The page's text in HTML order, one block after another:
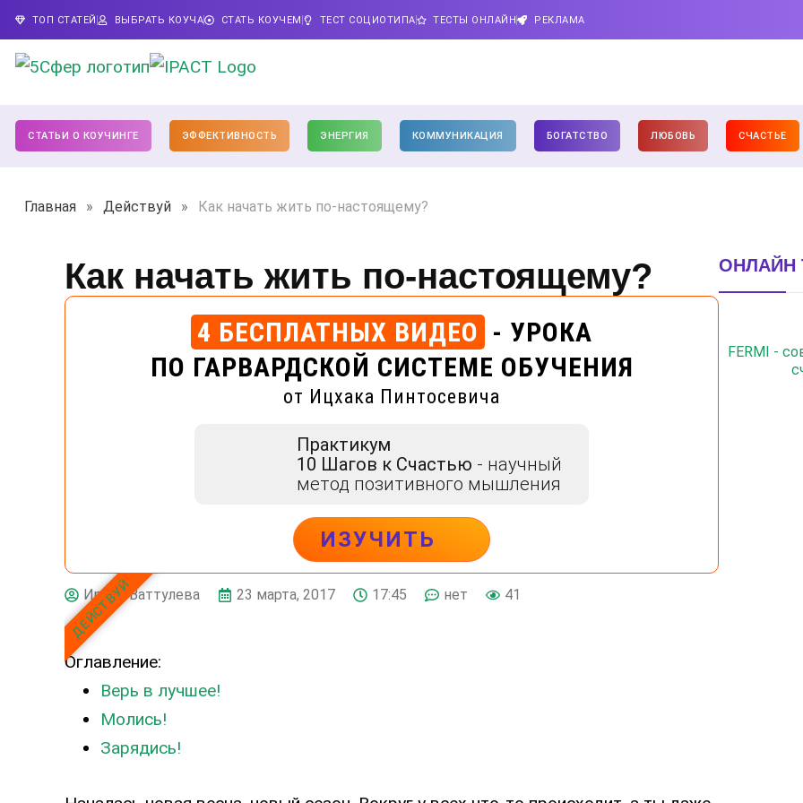
ТОП СТАТЕЙ ВЫБРАТЬ КОУЧА СТАТЬ КОУЧЕМ ТЕСТ СОЦИОТИПА ТЕСТЫ ОНЛАЙН РЕКЛАМА
СТАТЬИ О КОУЧИНГЕ ЭФФЕКТИВНОСТЬ ЭНЕРГИЯ КОММУНИКАЦИЯ БОГАТСТВО ЛЮБОВЬ СЧАСТЬЕ
Главная » Действуй » Как начать жить по-настоящему?
Как начать жить по-настоящему?
4 БЕСПЛАТНЫХ ВИДЕО - УРОКА
ПО ГАРВАРДСКОЙ СИСТЕМЕ ОБУЧЕНИЯ
от Ицхака Пинтосевича
Практикум
10 Шагов к Счастью - научный
метод позитивного мышления
ИЗУЧИТЬ
ДЕЙСТВУЙ
Ирина Ваттулева 23 марта, 2017 17:45 нет 41
Оглавление:
Верь в лучшее!
Молись!
Зарядись!
ОНЛАЙН
FERMI -